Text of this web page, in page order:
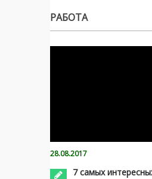
РАБОТА
28.08.2017
7 самых